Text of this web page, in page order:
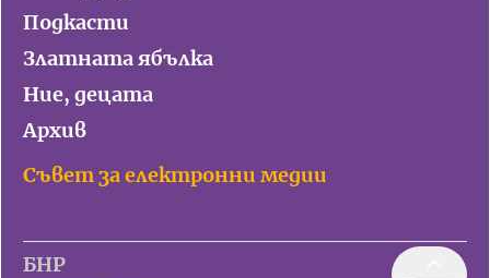
Подкасти
Златната ябълка
Ние, децата
Архив
Съвет за електронни медии
БНР